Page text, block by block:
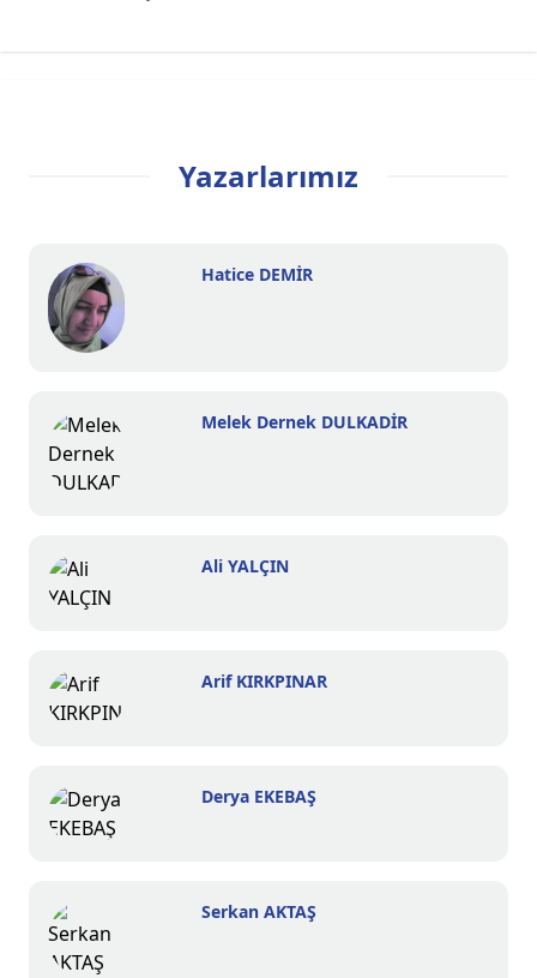
Yazarlarımız
Hatice DEMİR
Melek Dernek DULKADİR
Ali YALÇIN
Arif KIRKPINAR
Derya EKEBAŞ
Serkan AKTAŞ